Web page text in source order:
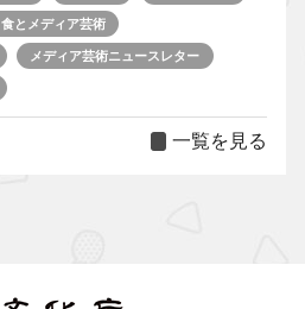
食とメディア芸術
メディア芸術ニュースレター
一覧を見る